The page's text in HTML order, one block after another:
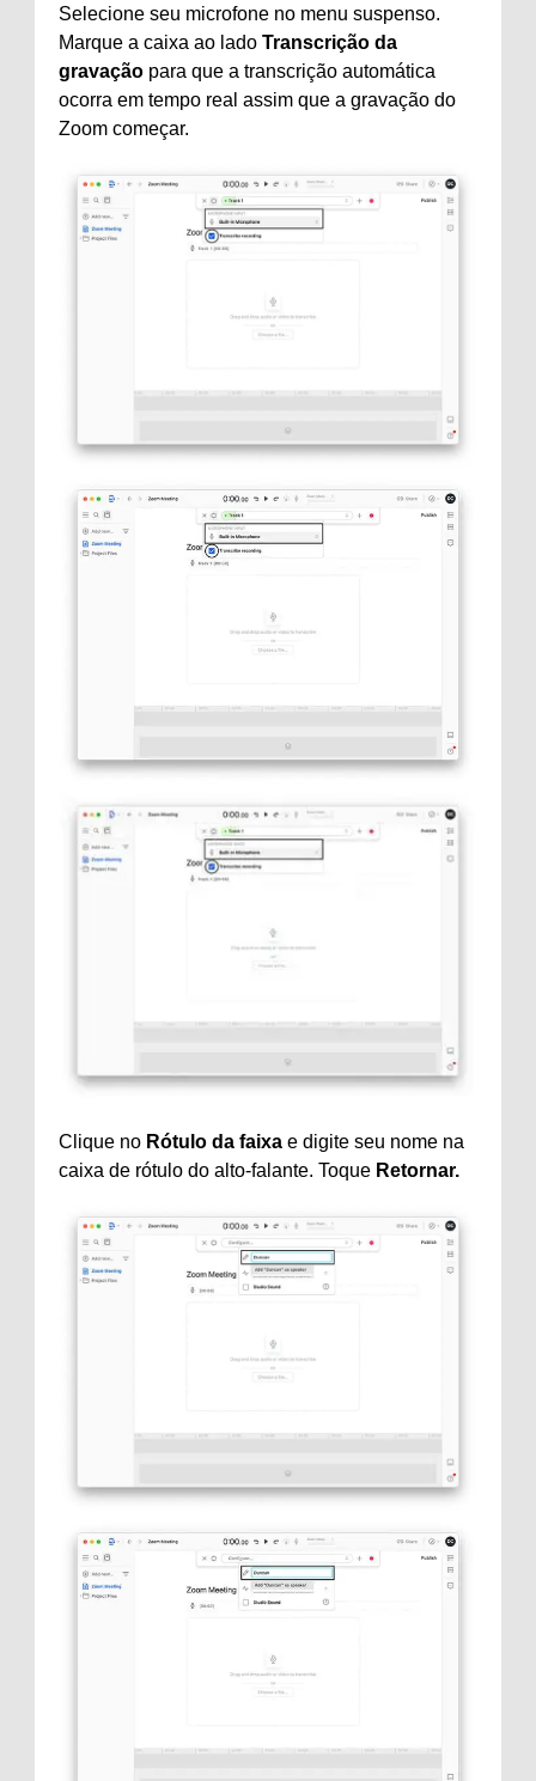
Selecione seu microfone no menu suspenso.
Marque a caixa ao lado Transcrição da
gravação para que a transcrição automática
ocorra em tempo real assim que a gravação do
Zoom começar.
Clique no Rótulo da faixa e digite seu nome na
caixa de rótulo do alto-falante. Toque Retornar.